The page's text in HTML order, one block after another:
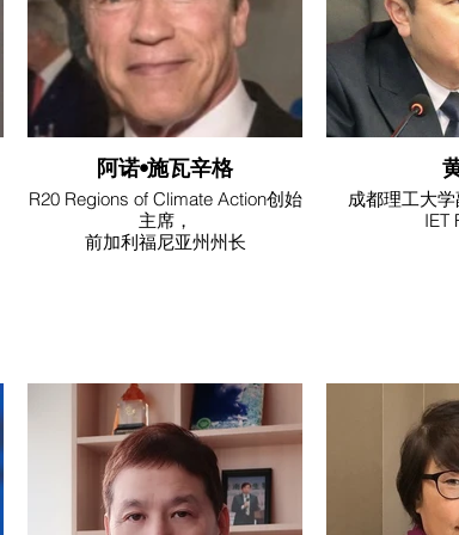
阿诺•施瓦辛格
R20 Regions of Climate Action创始
主席，
前加利福尼亚州州长
成都理工大学
IET